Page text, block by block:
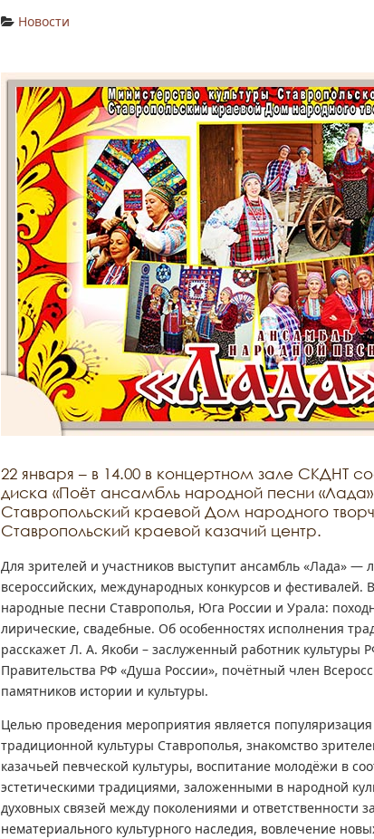
Новости
22 января – в 14.00 в концертном зале СКДНТ
диска «Поёт ансамбль народной песни
Ставропольский краевой Дом народного
Ставропольский краевой казачий центр.
Для зрителей и участников выступит ансамбль «Лада» —
всероссийских, международных конкурсов и фестивалей.
народные песни Ставрополья, Юга России и Урала:
лирические, свадебные. Об особенностях исполнения
расскажет Л. А. Якоби – заслуженный работник культуры
Правительства РФ «Душа России», почётный член
памятников истории и культуры.
Целью проведения мероприятия является
традиционной культуры Ставрополья, знакомство
казачьей певческой культуры, воспитание молодёжи в
эстетическими традициями, заложенными в народной
духовных связей между поколениями и ответственности
нематериального культурного наследия, вовлечение